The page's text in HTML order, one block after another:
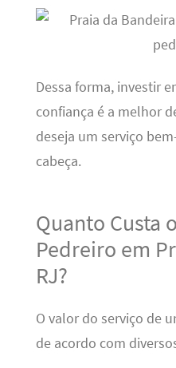
Dessa forma, investir
confiança é a melhor
deseja um serviço
cabeça.
Quanto Custa
Pedreiro em
RJ?
O valor do serviço de
de acordo com